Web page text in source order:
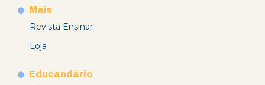
Mais
Revista Ensinar
Loja
Educandário